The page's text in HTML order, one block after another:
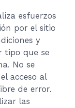
esfuerzos
por el sitio
y
tipo que se
No se
acceso al
de error.
las